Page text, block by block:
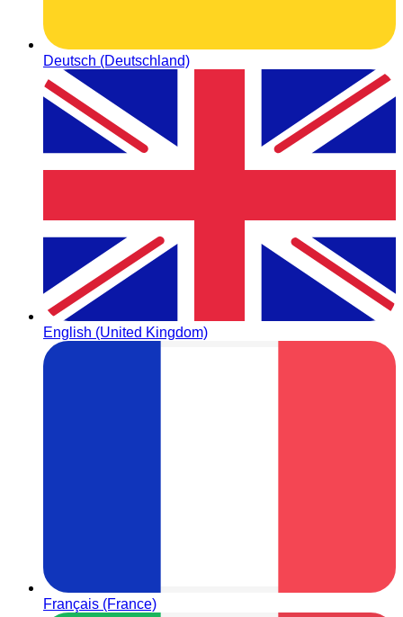
Deutsch (Deutschland)
English (United Kingdom)
Français (France)